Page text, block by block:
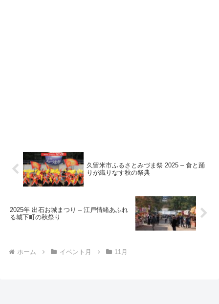
久留米市ふるさとみづま祭 2025 – 食と踊
りが織りなす秋の祭典
2025年 出石お城まつり – 江戸情緒あふれ
る城下町の秋祭り
ホーム イベント月 11月